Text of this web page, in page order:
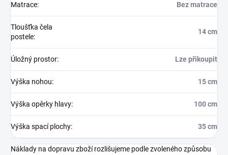
Matrace: Bez matrace
Tloušťka čela
postele:
14 cm
Úložný prostor: Lze přikoupit
Výška nohou: 15 cm
Výška opěrky hlavy: 100 cm
Výška spací plochy: 35 cm
Náklady na dopravu zboží rozlišujeme podle zvoleného způsobu